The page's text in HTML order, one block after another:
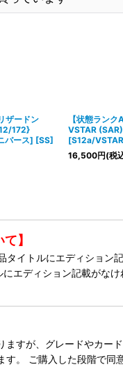
ザードン
172}
バース] [SS]
【状態ラン
VSTAR
[S12a/
16,500円(税
】
イトルにエディション
エディション記載がなけ
すが、グレードやカー
。 ご購入した段階で